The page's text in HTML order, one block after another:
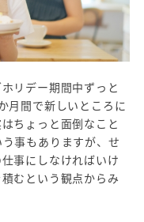
リデー期間中ずっと
月間で新しいところに
ちょっと面倒なこと
事もありますが、せ
事にしなければいけ
むという観点からみ